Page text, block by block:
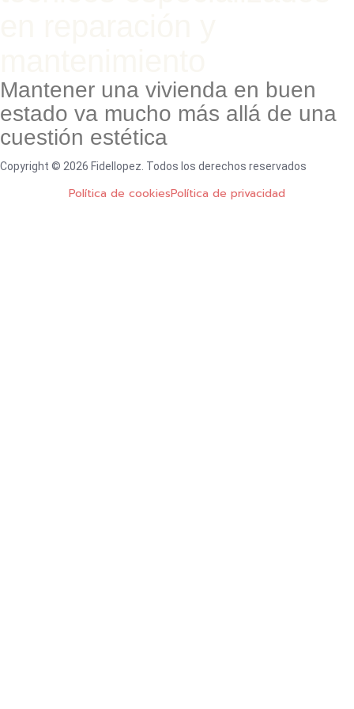
Mantener una vivienda en buen
estado va mucho más allá de una
cuestión estética
Copyright © 2026 Fidellopez. Todos los derechos reservados
Política de cookiesPolítica de privacidad